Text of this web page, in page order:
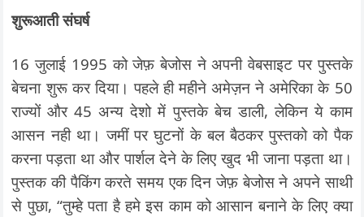
शुरूआती संघर्ष
16 जुलाई 1995 को जेफ़ बेजोस ने अपनी वेबसाइट पर पुस्तके
बेचना शुरू कर दिया। पहले ही महीने अमेज़न ने अमेरिका के 50
राज्यों और 45 अन्य देशो में पुस्तके बेच डाली, लेकिन ये काम
आसन नही था। जमीं पर घुटनों के बल बैठकर पुस्तको को पैक
करना पड़ता था और पार्शल देने के लिए खुद भी जाना पड़ता था।
पुस्तक की पैकिंग करते समय एक दिन जेफ़ बेजोस ने अपने साथी
से पुछा, “तुम्हे पता है हमे इस काम को आसान बनाने के लिए क्या